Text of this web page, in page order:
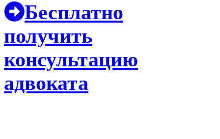
Бесплатно
получить
консультацию
адвоката